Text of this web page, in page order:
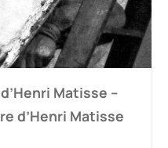
Matisse –
d’Henri Matisse